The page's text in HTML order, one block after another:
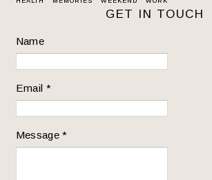
GET IN TOUCH
Name
Email *
Message*